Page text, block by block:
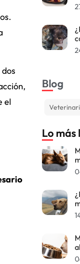
el
Blog
Lo más